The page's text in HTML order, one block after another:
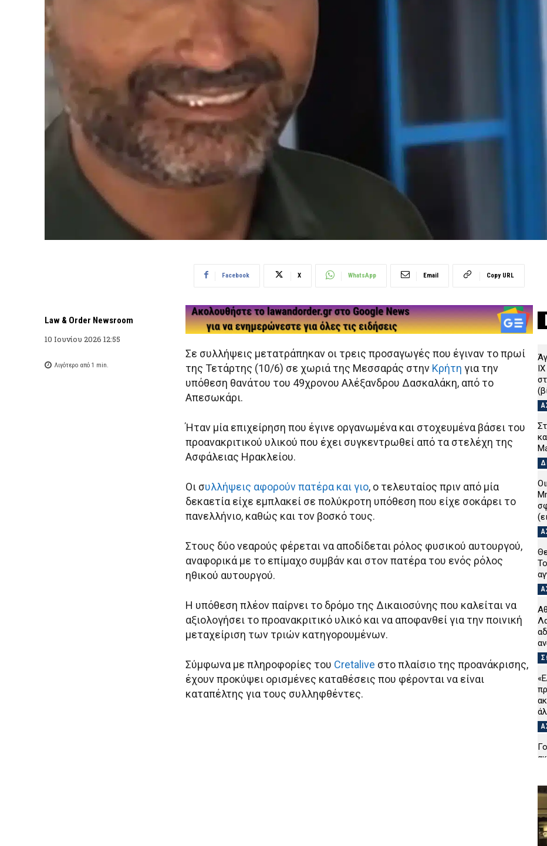
Law & Order Newsroom
10 Ιουνίου 2026 12:55
Λιγότερο από 1 min.
Facebook X WhatsApp Email Copy URL
Σε συλλήψεις μετατράπηκαν οι τρεις προσαγωγές που έγιναν το πρωί
της Τετάρτης (10/6) σε χωριά της Μεσσαράς στην Κρήτη για την
υπόθεση θανάτου του 49χρονου Αλέξανδρου Δασκαλάκη, από το
Απεσωκάρι.
Ήταν μία επιχείρηση που έγινε οργανωμένα και στοχευμένα βάσει του
προανακριτικού υλικού που έχει συγκεντρωθεί από τα στελέχη της
Ασφάλειας Ηρακλείου.
Οι συλλήψεις αφορούν πατέρα και γιο, ο τελευταίος πριν από μία
δεκαετία είχε εμπλακεί σε πολύκροτη υπόθεση που είχε σοκάρει το
πανελλήνιο, καθώς και τον βοσκό τους.
Στους δύο νεαρούς φέρεται να αποδίδεται ρόλος φυσικού αυτουργού,
αναφορικά με το επίμαχο συμβάν και στον πατέρα του ενός ρόλος
ηθικού αυτουργού.
Η υπόθεση πλέον παίρνει το δρόμο της Δικαιοσύνης που καλείται να
αξιολογήσει το προανακριτικό υλικό και να αποφανθεί για την ποινική
μεταχείριση των τριών κατηγορουμένων.
Σύμφωνα με πληροφορίες του Cretalive στο πλαίσιο της προανάκρισης,
έχουν προκύψει ορισμένες καταθέσεις που φέρονται να είναι
καταπέλτης για τους συλληφθέντες.